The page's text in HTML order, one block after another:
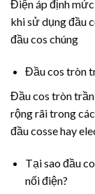
Điện áp định
khi sử dụng đầu
đầu cos chúng
Đầu cos tròn
Đầu cos tròn
rộng rãi trong
đầu cosse hay
Tại sao đầu
nối điện?